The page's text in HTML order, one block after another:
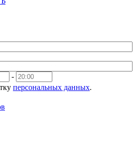
-
персональных данных.